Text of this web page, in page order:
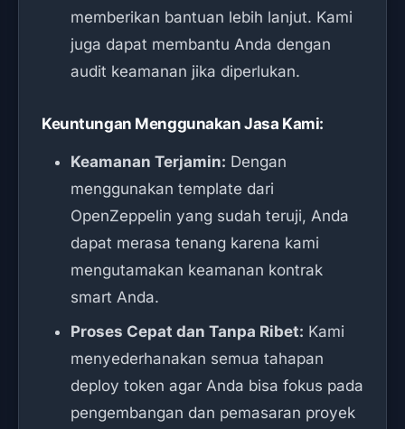
memberikan bantuan lebih lanjut. Kami
juga dapat membantu Anda dengan
audit keamanan jika diperlukan.
Keuntungan Menggunakan Jasa Kami:
Keamanan Terjamin: Dengan
menggunakan template dari
OpenZeppelin yang sudah teruji, Anda
dapat merasa tenang karena kami
mengutamakan keamanan kontrak
smart Anda.
Proses Cepat dan Tanpa Ribet: Kami
menyederhanakan semua tahapan
deploy token agar Anda bisa fokus pada
pengembangan dan pemasaran proyek